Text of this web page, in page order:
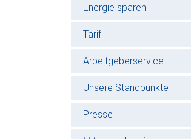
Energie sparen
Tarif
Arbeitgeberservice
Unsere Standpunkte
Presse